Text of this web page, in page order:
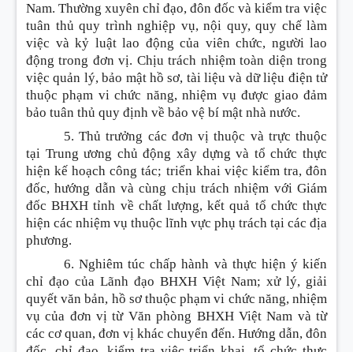
Nam. Thường xuyên chỉ đạo, đôn đốc và kiểm tra việc
tuân thủ quy trình nghiệp vụ, nội quy, quy chế làm
việc và kỷ luật lao động của viên chức, người lao
động trong đơn vị. Chịu trách nhiệm toàn diện trong
việc quản lý, bảo mật hồ sơ, tài liệu và dữ liệu điện tử
thuộc phạm vi chức năng, nhiệm vụ được giao đảm
bảo tuân thủ quy định về bảo vệ bí mật nhà nước.
5. Thủ trưởng các đơn vị thuộc và trực thuộc
tại Trung ương chủ động xây dựng và tổ chức thực
hiện kế hoạch công tác; triển khai việc kiểm tra, đôn
đốc, hướng dẫn và cùng chịu trách nhiệm với Giám
đốc BHXH tỉnh về chất lượng, kết quả tổ chức thực
hiện các nhiệm vụ thuộc lĩnh vực phụ trách tại các địa
phương.
6. Nghiêm túc chấp hành và thực hiện ý kiến
chỉ đạo của Lãnh đạo BHXH Việt Nam; xử lý, giải
quyết văn bản, hồ sơ thuộc phạm vi chức năng, nhiệm
vụ của đơn vị từ Văn phòng BHXH Việt Nam và từ
các cơ quan, đơn vị khác chuyển đến. Hướng dẫn, đôn